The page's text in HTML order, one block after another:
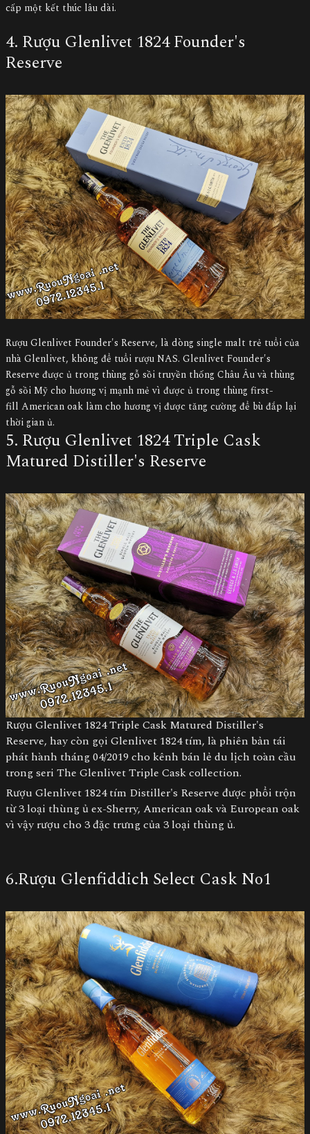
cấp một kết thúc lâu dài.
4. Rượu Glenlivet 1824 Founder's
Reserve
Rượu Glenlivet Founder's Reserve, là dòng single malt trẻ tuổi của
nhà Glenlivet, không để tuổi rượu NAS. Glenlivet Founder's
Reserve được ủ trong thùng gỗ sồi truyền thống Châu Âu và thùng
gỗ sồi Mỹ cho hương vị mạnh mẻ vì được ủ trong thùng first-
fill American oak làm cho hương vị được tăng cường để bù đắp lại
thời gian ủ.
5. Rượu Glenlivet 1824 Triple Cask
Matured Distiller's Reserve
Rượu Glenlivet 1824 Triple Cask Matured Distiller's
Reserve, hay còn gọi Glenlivet 1824 tím, là phiên bản tái
phát hành tháng 04/2019 cho kênh bán lẻ du lịch toàn cầu
trong seri The Glenlivet Triple Cask collection.
Rượu Glenlivet 1824 tím Distiller's Reserve được phổi trộn
từ 3 loại thùng ủ ex-Sherry, American oak và European oak
vì vậy rượu cho 3 đặc trưng của 3 loại thùng ủ.
6.Rượu Glenfiddich Select Cask No1